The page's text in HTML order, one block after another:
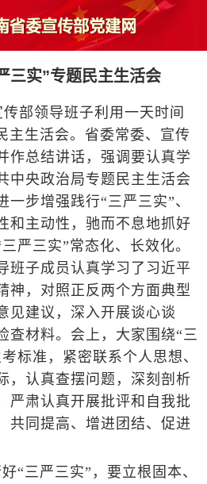
三实”专题民主生活会
部领导班子利用一天时间
主生活会。省委常委、宣传
作总结讲话，强调要认真学
中央政治局专题民主生活会
一步增强践行“三严三实”、
和主动性，驰而不息地抓好
严三实”常态化、长效化。
班子成员认真学习了习近平
神，对照正反两个方面典型
见建议，深入开展谈心谈
查材料。会上，大家围绕“三
标准，紧密联系个人思想、
，认真查摆问题，深刻剖析
严肃认真开展批评和自我批
共同提高、增进团结、促进
“三严三实”，要立根固本、